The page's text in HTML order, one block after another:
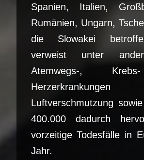
Spanien, Italien,
Rumänien, Ungarn,
die Slowakei
verweist unter
Atemwegs-,
Luftverschmutzung
400.000 dadurch
vorzeitige Todesfälle in
Jahr.